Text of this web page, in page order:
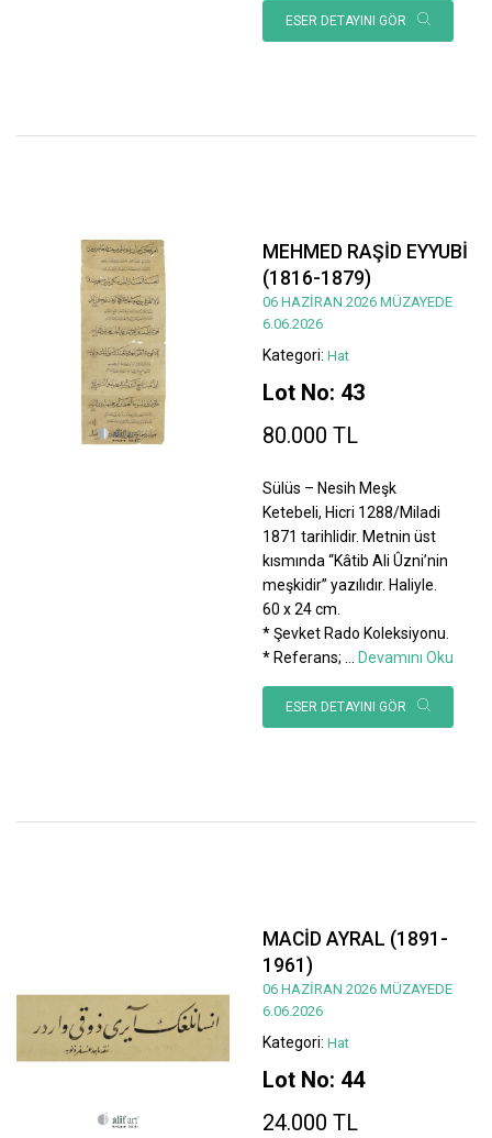
ESER DETAYINI GÖR
MEHMED RAŞİD EYYUBİ
(1816-1879)
06 HAZİRAN 2026 MÜZAYEDE
6.06.2026
Kategori: Hat
Lot No: 43
80.000 TL
Sülüs – Nesih Meşk
Ketebeli, Hicri 1288/Miladi
1871 tarihlidir. Metnin üst
kısmında “Kâtib Ali Ûzni’nin
meşkidir” yazılıdır. Haliyle.
60 x 24 cm.
* Şevket Rado Koleksiyonu.
* Referans;
Devamını Oku
ESER DETAYINI GÖR
MACİD AYRAL (1891-
1961)
06 HAZİRAN 2026 MÜZAYEDE
6.06.2026
Kategori: Hat
Lot No: 44
24.000 TL